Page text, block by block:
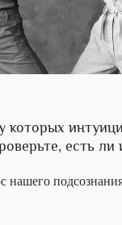
которых
есть